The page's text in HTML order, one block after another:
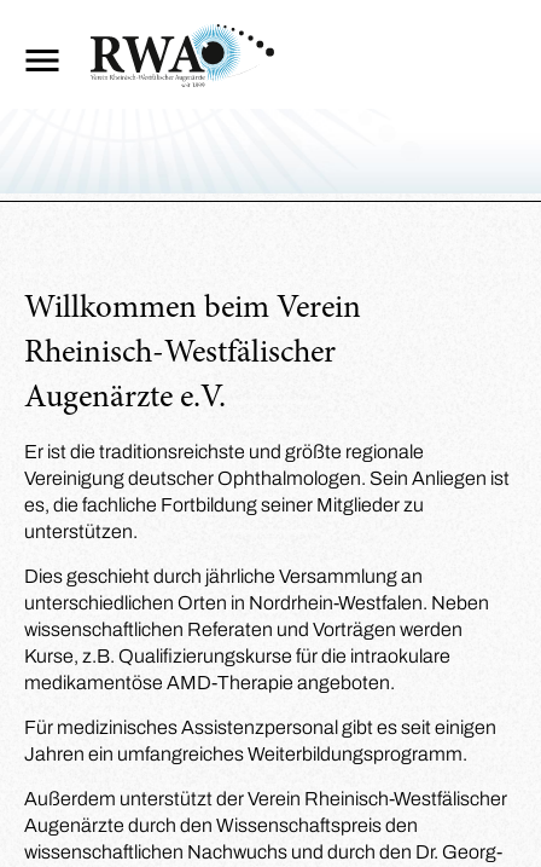
Willkommen beim Verein
Rheinisch-Westfälischer
Augenärzte e.V.
Er ist die traditionsreichste und größte regionale
Vereinigung deutscher Ophthalmologen. Sein Anliegen ist
es, die fachliche Fortbildung seiner Mitglieder zu
unterstützen.
Dies geschieht durch jährliche Versammlung an
unterschiedlichen Orten in Nordrhein-Westfalen. Neben
wissenschaftlichen Referaten und Vorträgen werden
Kurse, z.B. Qualifizierungskurse für die intraokulare
medikamentöse AMD-Therapie angeboten.
Für medizinisches Assistenzpersonal gibt es seit einigen
Jahren ein umfangreiches Weiterbildungsprogramm.
Außerdem unterstützt der Verein Rheinisch-Westfälischer
Augenärzte durch den Wissenschaftspreis den
wissenschaftlichen Nachwuchs und durch den Dr. Georg-